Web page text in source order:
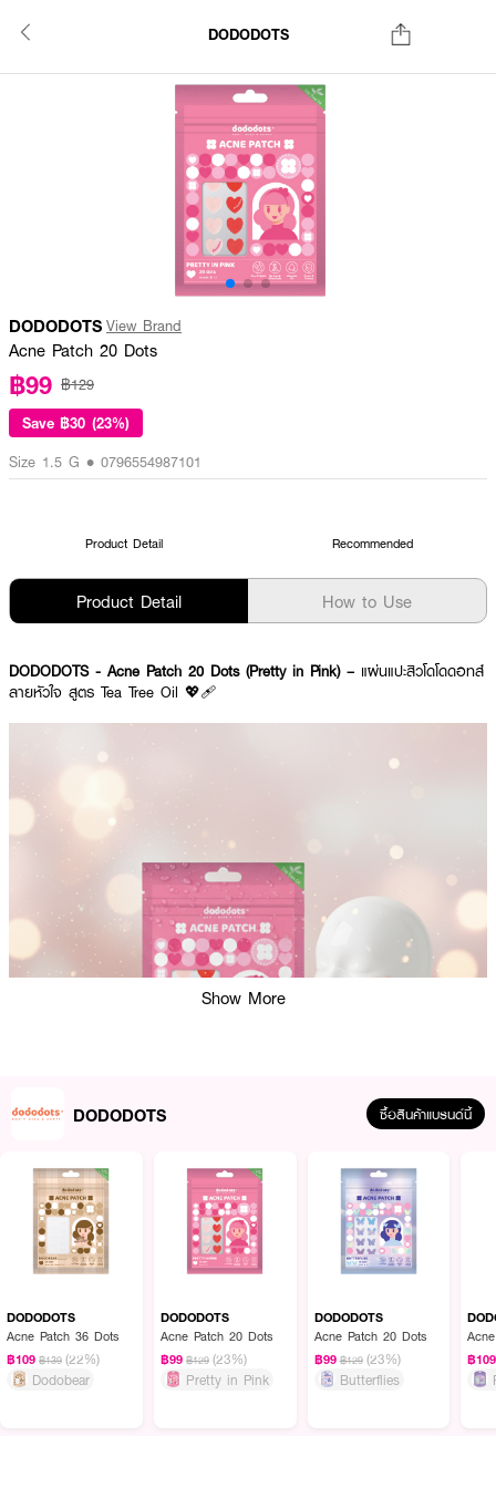
DODODOTS
DODODOTS View Brand
Acne Patch 20 Dots
฿99 ฿129
Save ฿30 (23%)
Size 1.5 G • 0796554987101
Product Detail Recommended
Product Detail How to Use
DODODOTS - Acne Patch 20 Dots (Pretty in Pink) – แผ่นแปะสิวโดโดดอทส์
ลายหัวใจ สูตร Tea Tree Oil 💖🩹
ผลลัพธ์ที่ได้:
แผ่นแปะสิวไฮโดรคอลลอยด์จาก DODODOTS ลาย "Pretty in Pink" หรือลาย
สกปรกและแบคทีเรียภายนอกได้อย่างมีประสิทธิภาพ ด้วยลวดลายน่ารัก ทำให้
สามารถแต่งแต้มความสดใสได้ทุกโอกาส ติดแน่น ใช้งานได้ทั้งตอนกลางวันและกลาง
คืน
Show More
DODODOTS ซื้อสินค้าแบรนด์นี้
DODODOTS
Acne Patch 36 Dots
฿109 ฿139 (22%)
Dodobear
DODODOTS
Acne Patch 20 Dots
฿99 ฿129 (23%)
Pretty in Pink
DODODOTS
Acne Patch 20 Dots
฿99 ฿129 (23%)
Butterflies
฿109